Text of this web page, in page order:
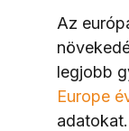
Az
legjobb
Europe
adatokat.